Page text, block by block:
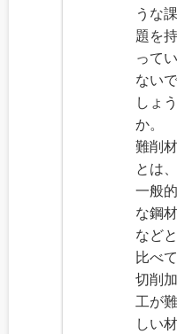
うな課
題を持
ってい
ないで
しょう
か。
難削材
とは、
一般的
な鋼材
などと
比べて
切削加
工が難
しい材